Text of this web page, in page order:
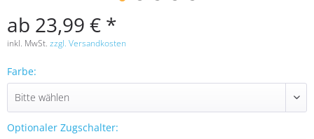
ab 23,99 € *
inkl. MwSt. zzgl. Versandkosten
Farbe:
Optionaler Zugschalter: